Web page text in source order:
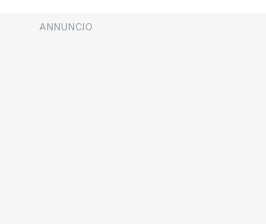
ANNUNCIO